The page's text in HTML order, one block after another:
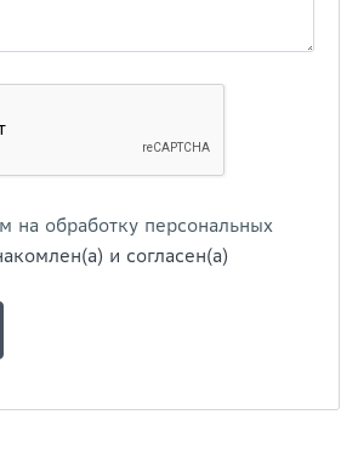
на обработку персональных
и согласен(а)